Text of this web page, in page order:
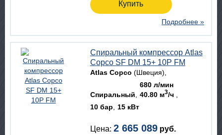
Купить
Подробнее »
Спиральный компрессор Atlas
Copco SF DM 15+ 10P FM
Atlas Copco (Швеция)
Спиральный
680 л/мин
40.80 м3/ч
10 бар
15 кВт
Цена: 2 665 089 руб.